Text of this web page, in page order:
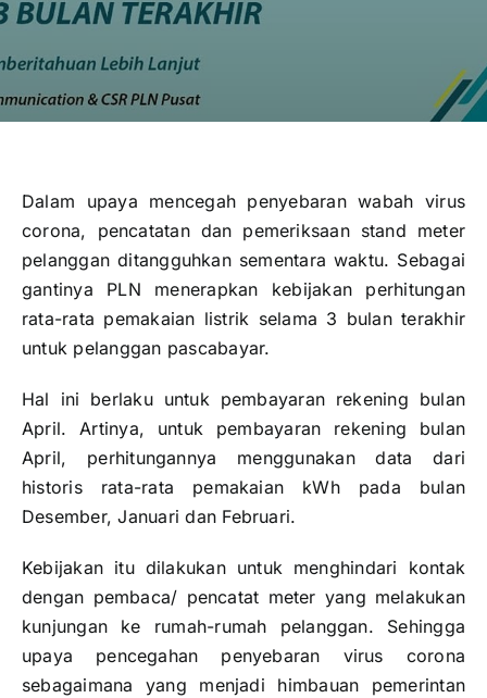
Dalam upaya mencegah penyebaran wabah virus
corona, pencatatan dan pemeriksaan stand meter
pelanggan ditangguhkan sementara waktu. Sebagai
gantinya PLN menerapkan kebijakan perhitungan
rata-rata pemakaian listrik selama 3 bulan terakhir
untuk pelanggan pascabayar.
Hal ini berlaku untuk pembayaran rekening bulan
April. Artinya, untuk pembayaran rekening bulan
April, perhitungannya menggunakan data dari
historis rata-rata pemakaian kWh pada bulan
Desember, Januari dan Februari.
Kebijakan itu dilakukan untuk menghindari kontak
dengan pembaca/ pencatat meter yang melakukan
kunjungan ke rumah-rumah pelanggan. Sehingga
upaya pencegahan penyebaran virus corona
sebagaimana yang menjadi himbauan pemerintan